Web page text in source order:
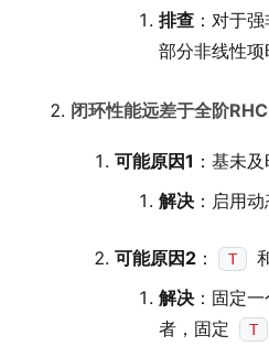
排查 ：对于
部分非线性
闭环性能远差于全阶RHC
可能原因1 ：基未
解决 ：启用
可能原因2 ： T
解决 ：固定
者，固定
T